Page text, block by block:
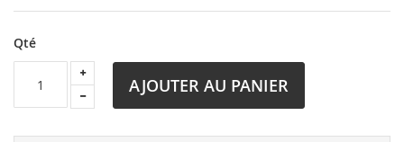
Qté
AJOUTER AU PANIER